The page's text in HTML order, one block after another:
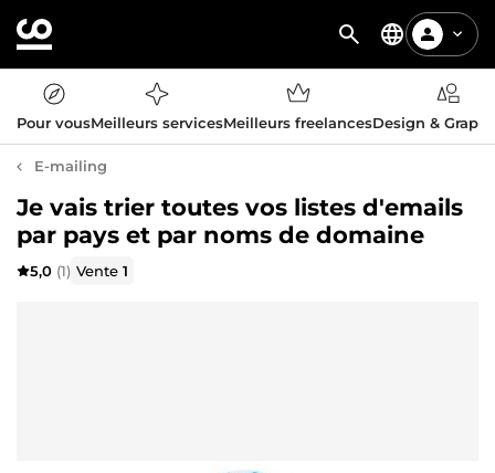
Pour vousMeilleurs servicesMeilleurs freelancesDesign &
E-mailing
Je vais trier toutes vos listes d'emails
par pays et par noms de domaine
5,0 (1) Vente1